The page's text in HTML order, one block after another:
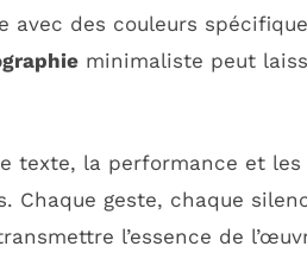
avec des couleurs
minimaliste peut
texte, la performance et
Chaque geste, chaque
l’essence de